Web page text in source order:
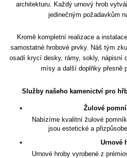
architekturu. Každý urnový hrob
jedinečným požadavkům
Kromě kompletní realizace a
samostatné hrobové prvky. Náš tým
osadí krycí desky, rámy, sokly, nápisní
mísy a další doplňky přesně
Služby našeho kamenictví pro
Žulové
Nabízíme kvalitní žulové
jsou estetické a
Urnové
Urnové hroby vyrobené z